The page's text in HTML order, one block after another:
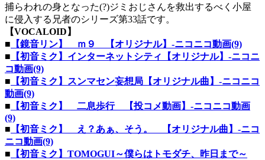
捕らわれの身となった(?)ジミおじさんを救出するべく小屋
に侵入する兄者のシリーズ第33話です。
【VOCALOID】
■ 【鏡音リン】 ｍ９ 【オリジナル】‐ニコニコ動画(9)
■ 【初音ミク】インターネットシティ【オリジナル】‐ニコニ
コ動画(9)
■ 【初音ミク】スンマセン妄想局【オリジナル曲】‐ニコニコ
動画(9)
■ 【初音ミク】 二息歩行 【投コメ動画】‐ニコニコ動画
(9)
■ 【初音ミク】 え？あぁ、そう。 【オリジナル曲】‐ニコ
ニコ動画(9)
■ 【初音ミク】TOMOGUI～僕らはトモダチ、昨日まで～